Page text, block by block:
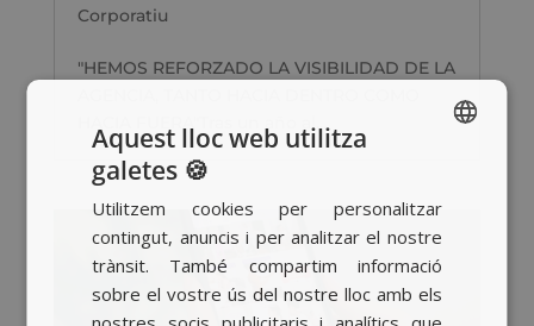
Corporatiu
"HEMOS REFORZADO LA VISIBILIDAD DE LA
HACIA FUERA"Tras un año al...
BASQUE
ENGLISH
Aquest lloc web utilitza
galetes 🍪
Utilitzem cookies per personalitzar
contingut, anuncis i per analitzar el nostre
trànsit. També compartim informació
sobre el vostre ús del nostre lloc amb els